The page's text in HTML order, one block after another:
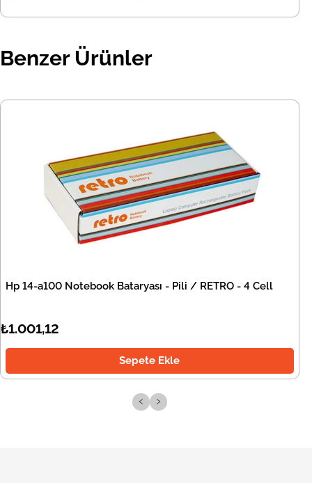
Benzer Ürünler
Hp 14-a100 Notebook Bataryası - Pili / RETRO - 4 Cell
₺1.001,12
Sepete Ekle
‹ ›